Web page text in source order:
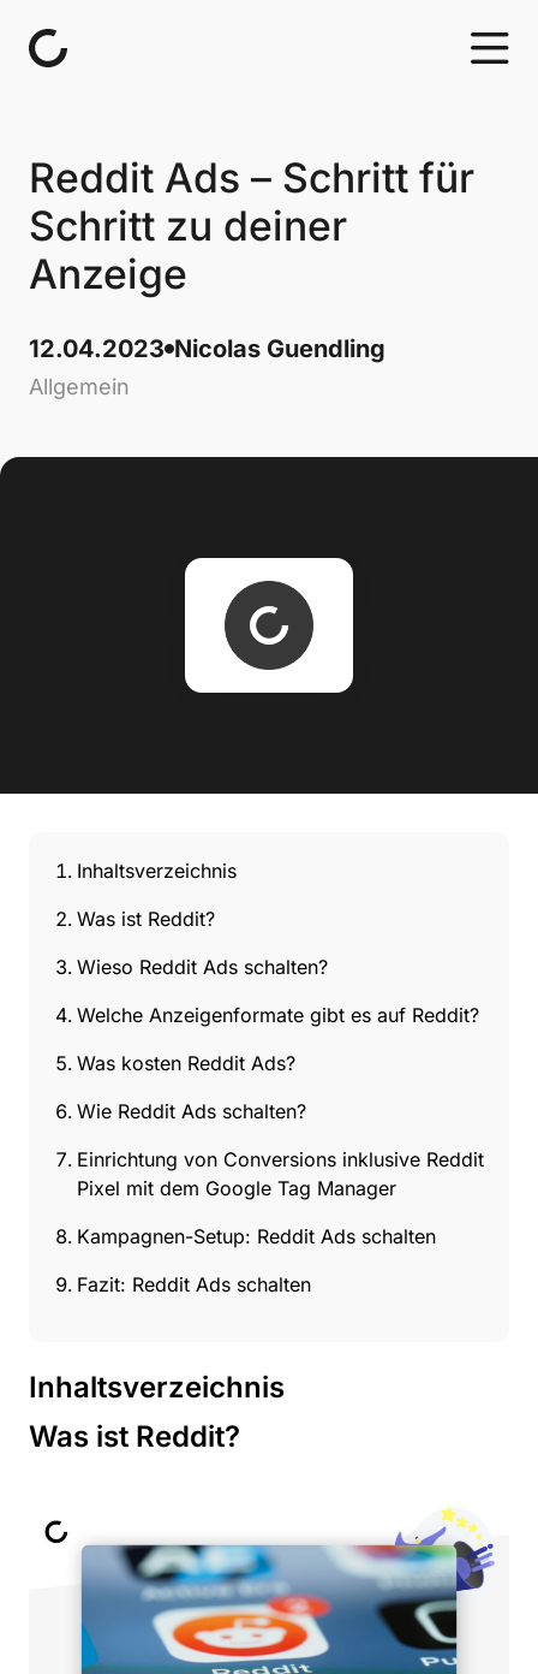
Reddit Ads – Schritt für
Schritt zu deiner
Anzeige
12.04.2023 Nicolas Guendling
Allgemein
Inhaltsverzeichnis
Was ist Reddit?
Inhaltsverzeichnis
Was ist Reddit?
Wieso Reddit Ads schalten?
Welche Anzeigenformate gibt es auf Reddit?
Was kosten Reddit Ads?
Wie Reddit Ads schalten?
Einrichtung von Conversions inklusive Reddit
Pixel mit dem Google Tag Manager
Kampagnen-Setup: Reddit Ads schalten
Fazit: Reddit Ads schalten